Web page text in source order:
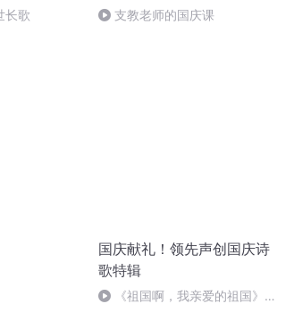
长歌 支教老师的国庆课
国庆献礼！领先声创国庆诗
歌特辑
《祖国啊，我亲爱的祖国》温